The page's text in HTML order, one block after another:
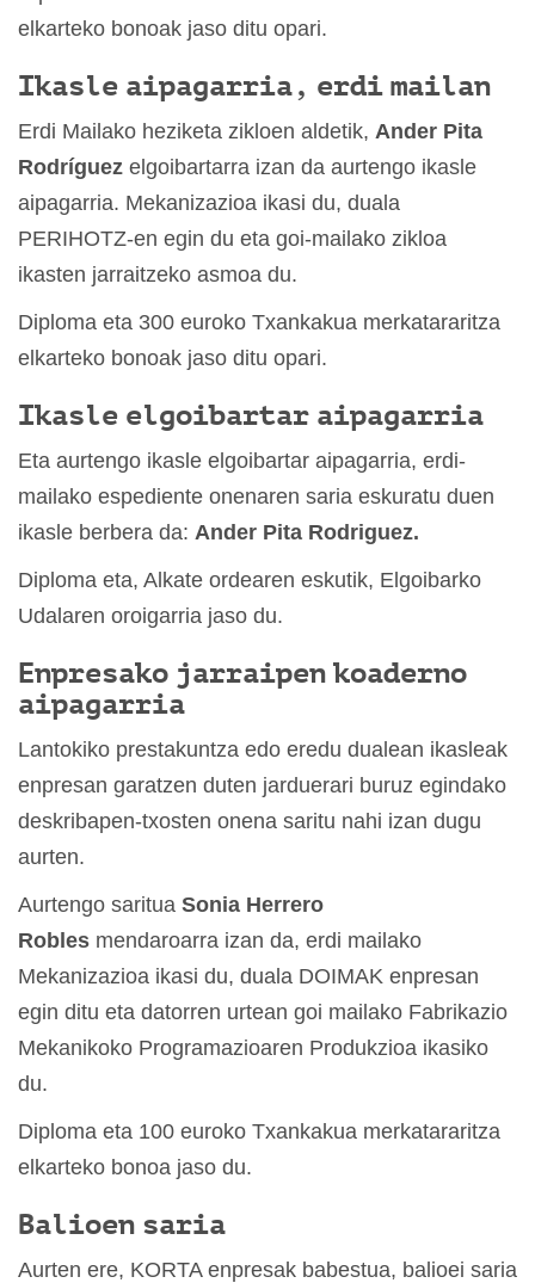
elkarteko bonoak jaso ditu opari.
Ikasle aipagarria, erdi mailan
Erdi Mailako heziketa zikloen aldetik, Ander Pita
Rodríguez elgoibartarra izan da aurtengo ikasle
aipagarria. Mekanizazioa ikasi du, duala
PERIHOTZ-en egin du eta goi-mailako zikloa
ikasten jarraitzeko asmoa du.
Diploma eta 300 euroko Txankakua merkatararitza
elkarteko bonoak jaso ditu opari.
Ikasle elgoibartar aipagarria
Eta aurtengo ikasle elgoibartar aipagarria, erdi-
mailako espediente onenaren saria eskuratu duen
ikasle berbera da: Ander Pita Rodriguez.
Diploma eta, Alkate ordearen eskutik, Elgoibarko
Udalaren oroigarria jaso du.
Enpresako jarraipen koaderno
aipagarria
Lantokiko prestakuntza edo eredu dualean ikasleak
enpresan garatzen duten jarduerari buruz egindako
deskribapen-txosten onena saritu nahi izan dugu
aurten.
Aurtengo saritua Sonia Herrero
Robles mendaroarra izan da, erdi mailako
Mekanizazioa ikasi du, duala DOIMAK enpresan
egin ditu eta datorren urtean goi mailako Fabrikazio
Mekanikoko Programazioaren Produkzioa ikasiko
du.
Diploma eta 100 euroko Txankakua merkatararitza
elkarteko bonoa jaso du.
Balioen saria
Aurten ere, KORTA enpresak babestua, balioei saria